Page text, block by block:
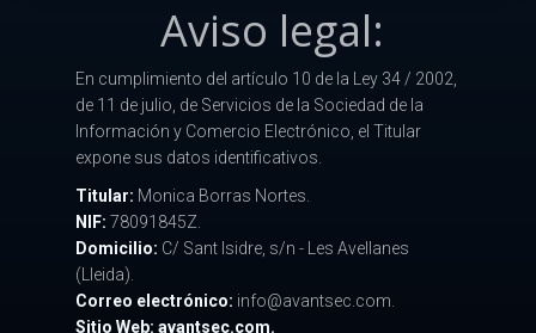
Aviso legal:
En cumplimiento del artículo 10 de la Ley 34 / 2002,
de 11 de julio, de Servicios de la Sociedad de la
Información y Comercio Electrónico, el Titular
expone sus datos identificativos.
Titular: Monica Borras Nortes.
NIF: 78091845Z.
Domicilio: C/ Sant Isidre, s/n - Les Avellanes
(Lleida).
Correo electrónico: info@avantsec.com.
Sitio Web: avantsec.com.